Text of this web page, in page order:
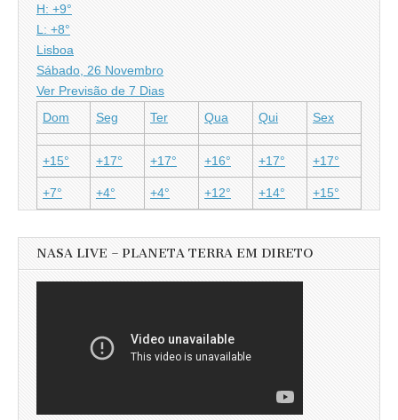
H: +9°
L: +8°
Lisboa
Sábado, 26 Novembro
Ver Previsão de 7 Dias
Dom
Seg Ter Qua Qui Sex
+15° +17° +17° +16° +17° +17°
+7° +4° +4° +12° +14° +15°
NASA LIVE – PLANETA TERRA EM DIRETO